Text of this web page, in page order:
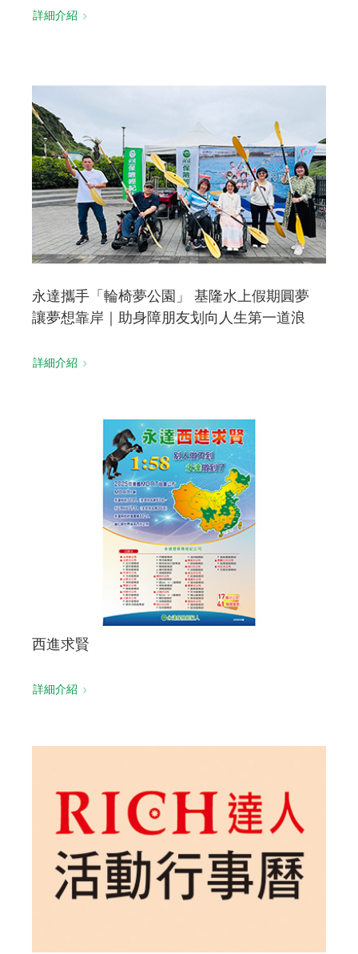
詳細介紹
永達攜手「輪椅夢公園」 基隆水上假期圓夢
讓夢想靠岸｜助身障朋友划向人生第一道浪
詳細介紹
西進求賢
詳細介紹